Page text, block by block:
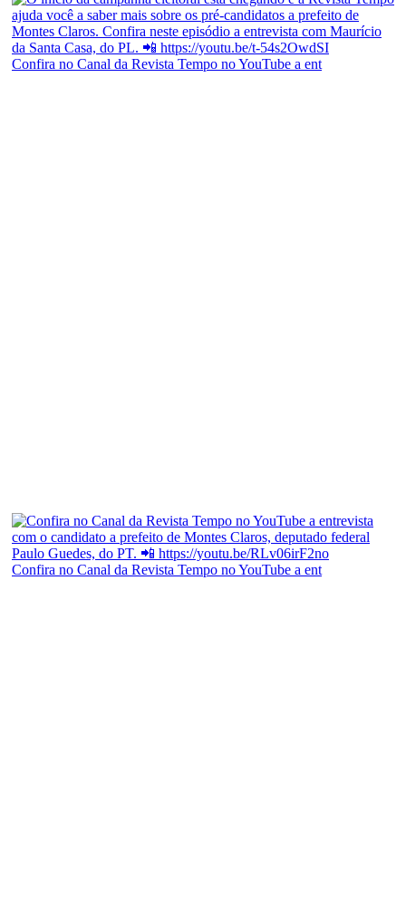
Confira no Canal da Revista Tempo no YouTube a ent
Confira no Canal da Revista Tempo no YouTube a ent